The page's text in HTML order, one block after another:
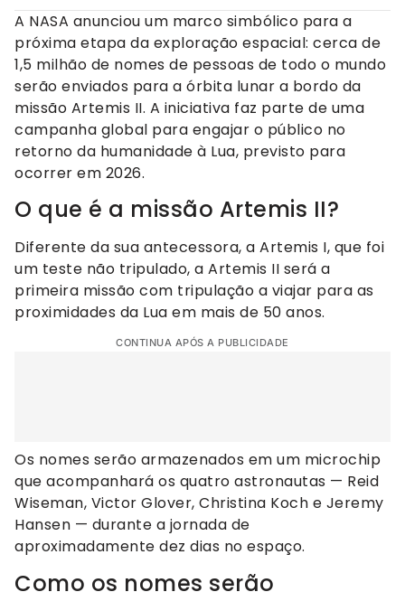
A NASA anunciou um marco simbólico para a
próxima etapa da exploração espacial: cerca de
1,5 milhão de nomes de pessoas de todo o mundo
serão enviados para a órbita lunar a bordo da
missão Artemis II. A iniciativa faz parte de uma
campanha global para engajar o público no
retorno da humanidade à Lua, previsto para
ocorrer em 2026.
O que é a missão Artemis II?
Diferente da sua antecessora, a Artemis I, que foi
um teste não tripulado, a Artemis II será a
primeira missão com tripulação a viajar para as
proximidades da Lua em mais de 50 anos.
CONTINUA APÓS A PUBLICIDADE
Os nomes serão armazenados em um microchip
que acompanhará os quatro astronautas — Reid
Wiseman, Victor Glover, Christina Koch e Jeremy
Hansen — durante a jornada de
aproximadamente dez dias no espaço.
Como os nomes serão